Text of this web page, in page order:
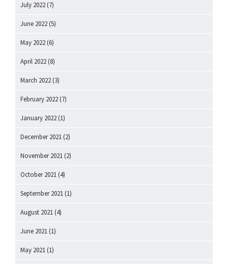
July 2022 (7)
June 2022 (5)
May 2022 (6)
April 2022 (8)
March 2022 (3)
February 2022 (7)
January 2022 (1)
December 2021 (2)
November 2021 (2)
October 2021 (4)
September 2021 (1)
August 2021 (4)
June 2021 (1)
May 2021 (1)